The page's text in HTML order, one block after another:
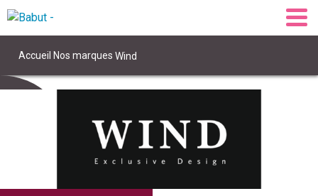
Accueil Nos marques Wind